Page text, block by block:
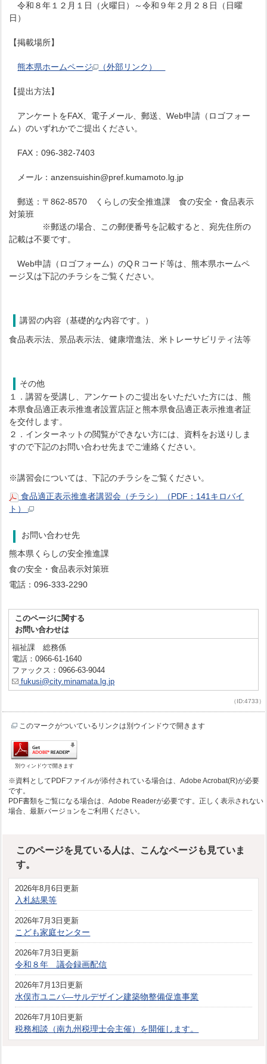
令和８年１２月１日（火曜日）～令和９年２月２８日（日曜
日）
【掲載場所】
熊本県ホームページ （外部リンク）
【提出方法】
アンケートをFAX、電子メール、郵送、Web申請（ロゴフォー
ム）のいずれかでご提出ください。
FAX：096-382-7403
メール：anzensuishin@pref.kumamoto.lg.jp
郵送：〒862-8570 くらしの安全推進課 食の安全・食品表示
対策班
※郵送の場合、この郵便番号を記載すると、宛先住所の
記載は不要です。
Web申請（ロゴフォーム）のQＲコード等は、熊本県ホームペ
ージ又は下記のチラシをご覧ください。
講習の内容（基礎的な内容です。）
食品表示法、景品表示法、健康増進法、米トレーサビリティ法等
その他
１．講習を受講し、アンケートのご提出をいただいた方には、熊
本県食品適正表示推進者設置店証と熊本県食品適正表示推進者証
を交付します。
２．インターネットの閲覧ができない方には、資料をお送りしま
すので下記のお問い合わせ先までご連絡ください。
※講習会については、下記のチラシをご覧ください。
食品適正表示推進者講習会（チラシ）（PDF：141キロバイ
ト）
お問い合わせ先
熊本県くらしの安全推進課
食の安全・食品表示対策班
電話：096-333-2290
このページに関する
お問い合わせは
福祉課 総務係
電話：0966-61-1640
ファックス：0966-63-9044
fukusi@city.minamata.lg.jp
（ID:4733）
このマークがついているリンクは別ウインドウで開きます
別ウィンドウで開きます
※資料としてPDFファイルが添付されている場合は、Adobe Acrobat(R)が必要
です。
PDF書類をご覧になる場合は、Adobe Readerが必要です。正しく表示されない
場合、最新バージョンをご利用ください。
このページを見ている人は、こんなページも見ていま
す。
2026年8月6日更新
入札結果等
2026年7月3日更新
こども家庭センター
2026年7月3日更新
令和８年 議会録画配信
2026年7月13日更新
水俣市ユニバ―サルデザイン建築物整備促進事業
2026年7月10日更新
税務相談（南九州税理士会主催）を開催します。